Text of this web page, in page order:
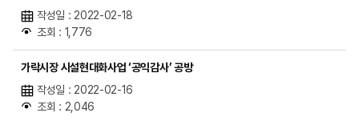
작성일 : 2022-02-18
조회 : 1,776
가락시장 시설현대화사업 ‘공익감사’ 공방
작성일 : 2022-02-16
조회 : 2,046